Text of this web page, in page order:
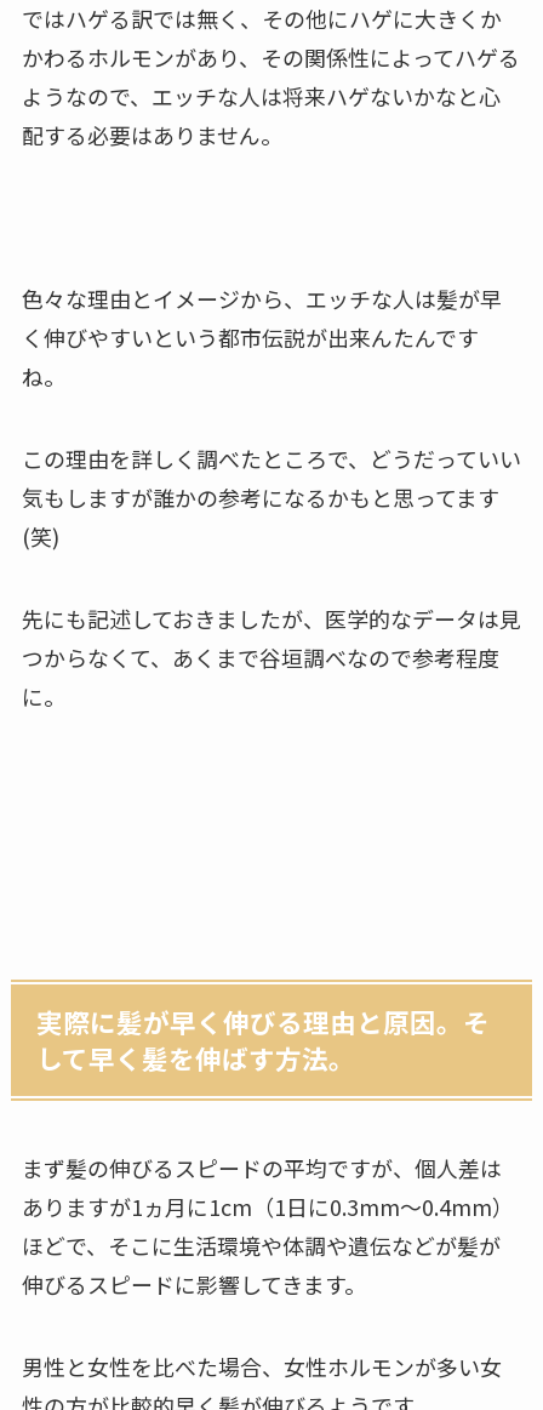
ではハゲる訳では無く、その他にハゲに大きくか
かわるホルモンがあり、その関係性によってハゲる
ようなので、エッチな人は将来ハゲないかなと心
配する必要はありません。
色々な理由とイメージから、エッチな人は髪が早
く伸びやすいという都市伝説が出来んたんです
ね。
この理由を詳しく調べたところで、どうだっていい
気もしますが誰かの参考になるかもと思ってます
(笑)
先にも記述しておきましたが、医学的なデータは見
つからなくて、あくまで谷垣調べなので参考程度
に。
実際に髪が早く伸びる理由と原因。そ
して早く髪を伸ばす方法。
まず髪の伸びるスピードの平均ですが、個人差は
ありますが1ヵ月に1cm（1日に0.3mm～0.4mm）
ほどで、そこに生活環境や体調や遺伝などが髪が
伸びるスピードに影響してきます。
男性と女性を比べた場合、女性ホルモンが多い女